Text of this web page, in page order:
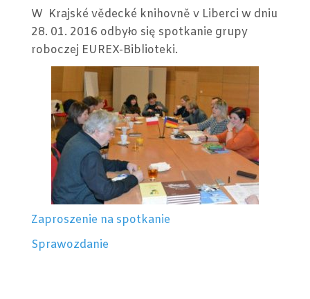
W Krajské vědecké knihovně v Liberci w dniu
28. 01. 2016 odbyło się spotkanie grupy
roboczej EUREX-Biblioteki.
Zaproszenie na spotkanie
Sprawozdanie